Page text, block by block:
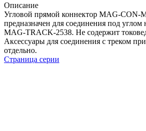
Описание
Угловой прямой коннектор MAG-CON-
предназначен для соединения под углом
MAG-TRACK-2538. Не содержит
Аксессуары для соединения с треком
отдельно.
Страница серии